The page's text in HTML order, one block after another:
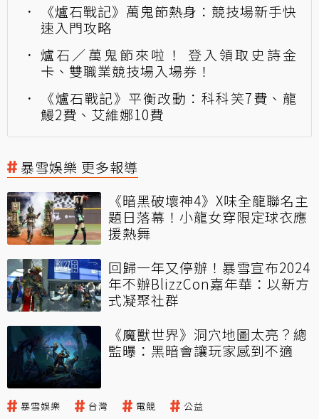
《爐石戰記》萬鬼節熱身：競技場新手快
速入門攻略
爐石／萬鬼節來啦！ 登入領取史詩金
卡、雙職業競技場入場券！
《爐石戰記》平衡改動：科科笑7費、龍
鰻2費、艾維娜10費
暴雪娛樂 更多報導
《暗黑破壞神4》X味全龍聯名主
題日落幕！小龍女穿限定球衣應
援熱舞
回歸一年又停辦！暴雪宣布2024
年不辦BlizzCon嘉年華：以新方
式凝聚社群
《魔獸世界》洞穴地圖太亮？總
監曝：黑暗會讓玩家感到不適
暴雪娛樂 台灣 電競 公益